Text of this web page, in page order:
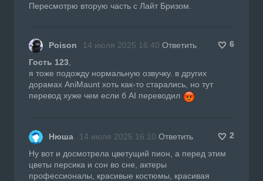
Пересмотрю вторую часть с Лайт Бризом.
Poison 14 июля 2025 16:40 Ответить
6
Гость 123
я тоже подожду нормальную озвучку. в других
дорамах AniMaunt хоть как-то старались, но тут
перевод хуже чем если б AI переводил
Нюша 14 июля 2025 16:10 Ответить
2
Ну вот и досмотрела цветущий пион, а перед этим
цветы персика и сон во сне, актеры
профессионалы, красивые костюмы, красивая